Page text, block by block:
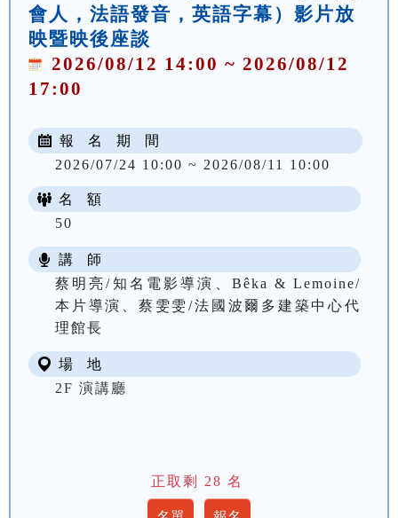
會人，法語發音，英語字幕）影片放
映暨映後座談
2026/08/12 14:00 ~ 2026/08/12
17:00
報 名 期 間
2026/07/24 10:00 ~ 2026/08/11 10:00
名 額
50
講 師
蔡明亮/知名電影導演、Bêka & Lemoine/
本片導演、蔡雯雯/法國波爾多建築中心代
理館長
場 地
2F 演講廳
正取剩 28 名